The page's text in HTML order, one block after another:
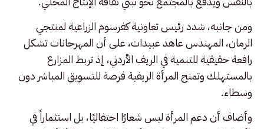
ومن جانبه، شدد رئيس تعاونية كفرسوم الزراعية لمنتجي
الرمان، المهندس عاهد عبيدات، على أن المهرجانات تشكل
رافعة حقيقية للتنمية في الريف الأردني، إذ تربط المزارع
بالمستهلك وتمنح المرأة الريفية فرصة للتسويق المباشر دون
وسطاء.
وأضاف أن دعم المرأة ليس شعارًا احتفاليًا، بل استثماراً في